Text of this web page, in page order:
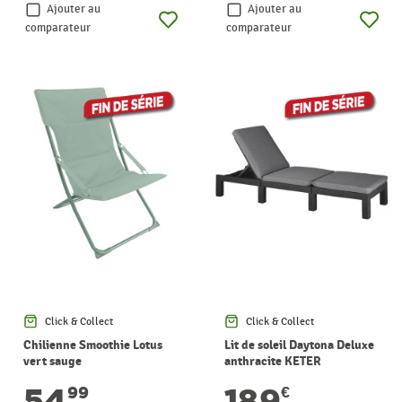
Ajouter au
comparateur
Ajouter au
comparateur
Click & Collect
Chilienne Smoothie Lotus
vert sauge
99
Click & Collect
Lit de soleil Daytona Deluxe
anthracite KETER
€